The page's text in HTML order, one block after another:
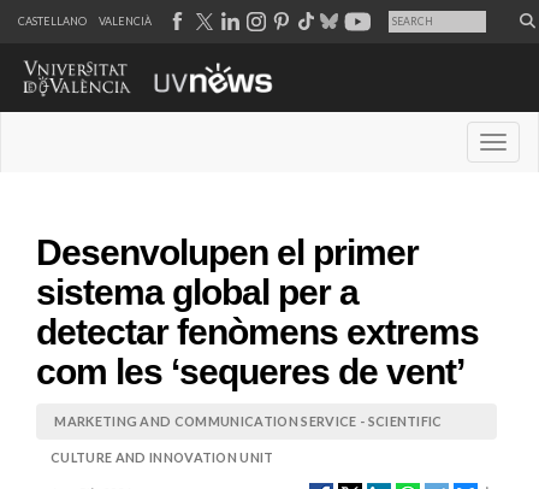
CASTELLANO VALENCIÀ
Desenvolupen el primer
sistema global per a
detectar fenòmens extrems
com les ‘sequeres de vent’
MARKETING AND COMMUNICATION SERVICE - SCIENTIFIC
CULTURE AND INNOVATION UNIT